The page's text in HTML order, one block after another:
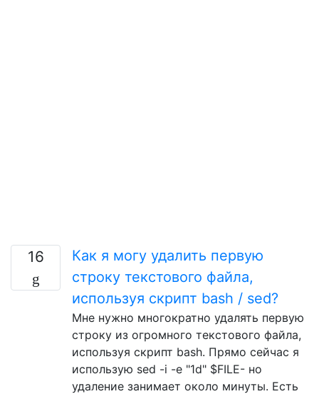
16
Как я могу удалить первую
строку текстового файла,
используя скрипт bash / sed?
Мне нужно многократно удалять первую
строку из огромного текстового файла,
используя скрипт bash. Прямо сейчас я
использую sed -i -e "1d" $FILE- но
удаление занимает около минуты. Есть